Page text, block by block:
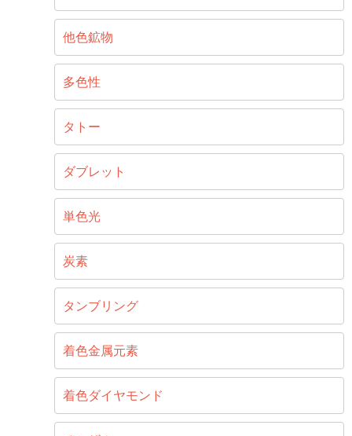
他色鉱物
多色性
タトー
ダブレット
単色光
炭素
タンブリング
着色金属元素
着色ダイヤモンド